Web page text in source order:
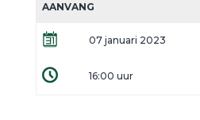
AANVANG
07 januari 2023
16:00 uur